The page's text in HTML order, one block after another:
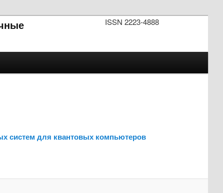
ISSN 2223-4888
систем для квантовых компьютеров